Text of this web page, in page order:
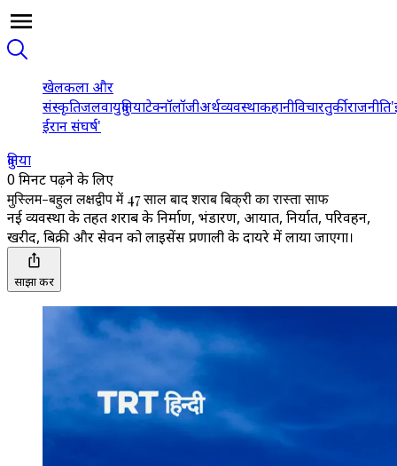
खेलकला और
संस्कृतिजलवायुदुनियाटेक्नॉलॉजीअर्थव्यवस्थाकहानीविचारतुर्कीराजनीति
ईरान संघर्ष'
दुनिया
0 मिनट पढ़ने के लिए
मुस्लिम-बहुल लक्षद्वीप में 47 साल बाद शराब बिक्री का रास्ता साफ
नई व्यवस्था के तहत शराब के निर्माण, भंडारण, आयात, निर्यात, परिवहन,
खरीद, बिक्री और सेवन को लाइसेंस प्रणाली के दायरे में लाया जाएगा।
साझा करें